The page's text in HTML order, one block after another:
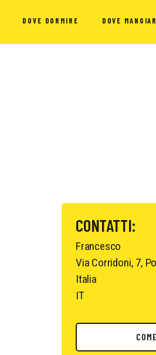
DOVE DORMIRE DOVE
CONTATTI:
Francesco
Via Corridoni, 7,
Italia
IT